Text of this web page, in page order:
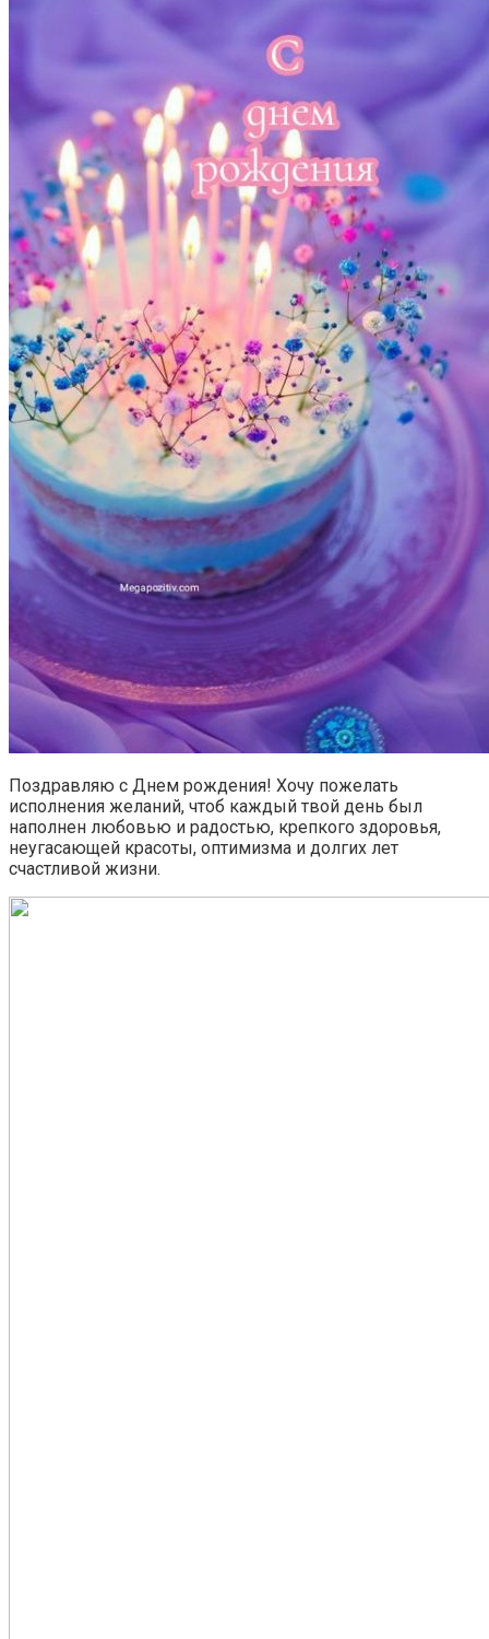
Поздравляю с Днем рождения! Хочу пожелать
исполнения желаний, чтоб каждый твой день был
наполнен любовью и радостью, крепкого здоровья,
неугасающей красоты, оптимизма и долгих лет
счастливой жизни.